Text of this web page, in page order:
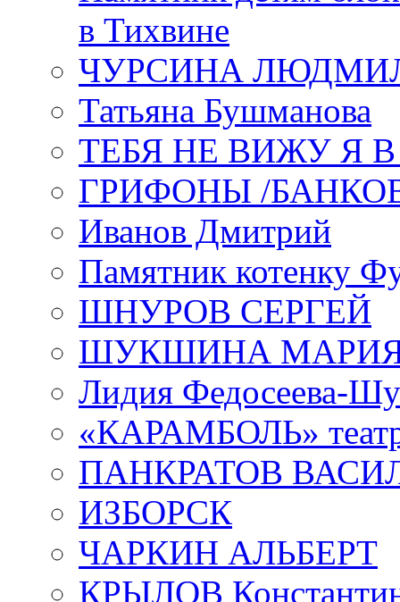
в Тихвине
ЧУРСИНА
Татьяна Бушманова
ТЕБЯ НЕ ВИЖУ Я
ГРИФОНЫ /
Иванов Дмитрий
Памятник котенку
ШНУРОВ СЕРГЕЙ
ШУКШИНА
Лидия Федосеева-
«КАРАМБОЛЬ»
ПАНКРАТОВ
ИЗБОРСК
ЧАРКИН АЛЬБЕРТ
КРЫЛОВ